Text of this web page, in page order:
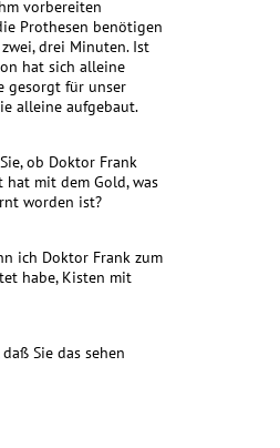
vorbereiten
Prothesen benötigen
drei Minuten. Ist
hat sich alleine
gesorgt für unser
alleine aufgebaut.
ob Doktor Frank
mit dem Gold, was
worden ist?
ich Doktor Frank zum
habe, Kisten mit
Sie das sehen